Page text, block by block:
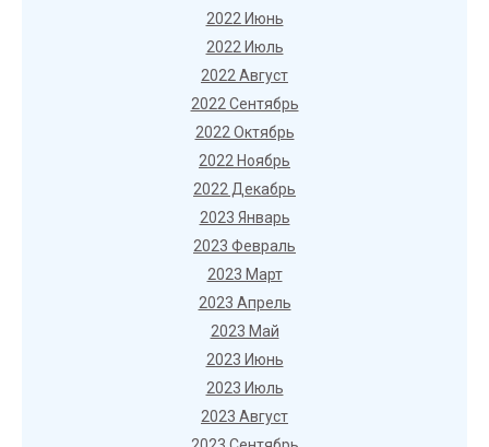
2022 Июнь
2022 Июль
2022 Август
2022 Сентябрь
2022 Октябрь
2022 Ноябрь
2022 Декабрь
2023 Январь
2023 Февраль
2023 Март
2023 Апрель
2023 Май
2023 Июнь
2023 Июль
2023 Август